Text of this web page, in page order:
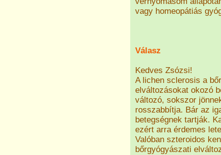
vagy homeopátiás
Válasz
Kedves Zsózsi!
A lichen sclerosis a
elváltozásokat okozó
változó, sokszor
rosszabbítja. Bár az
betegségnek tartják.
ezért arra érdemes
Valóban szteroidos
bőrgyógyászati